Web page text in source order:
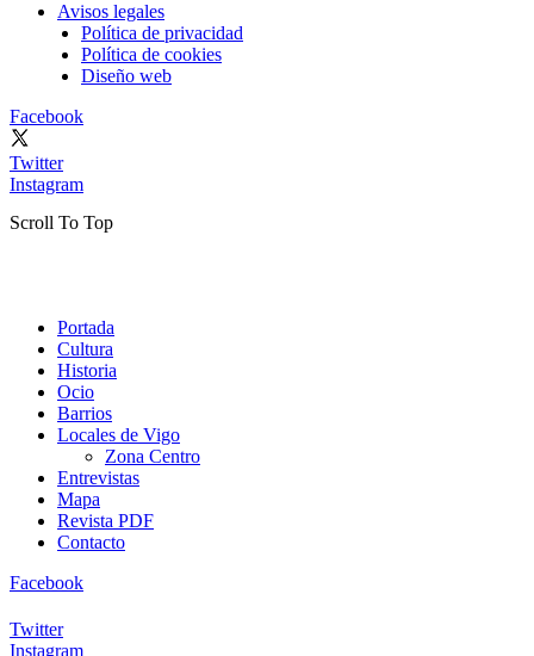
Avisos legales
Política de privacidad
Política de cookies
Diseño web
Facebook
Twitter
Instagram
Scroll To Top
Portada
Cultura
Historia
Ocio
Barrios
Locales de Vigo
Zona Centro
Entrevistas
Mapa
Revista PDF
Contacto
Facebook
Twitter
Instagram